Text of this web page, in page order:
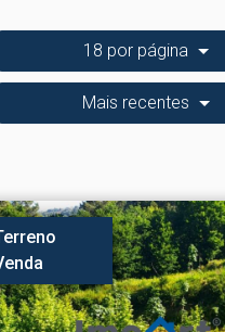
18 por página
Mais recentes